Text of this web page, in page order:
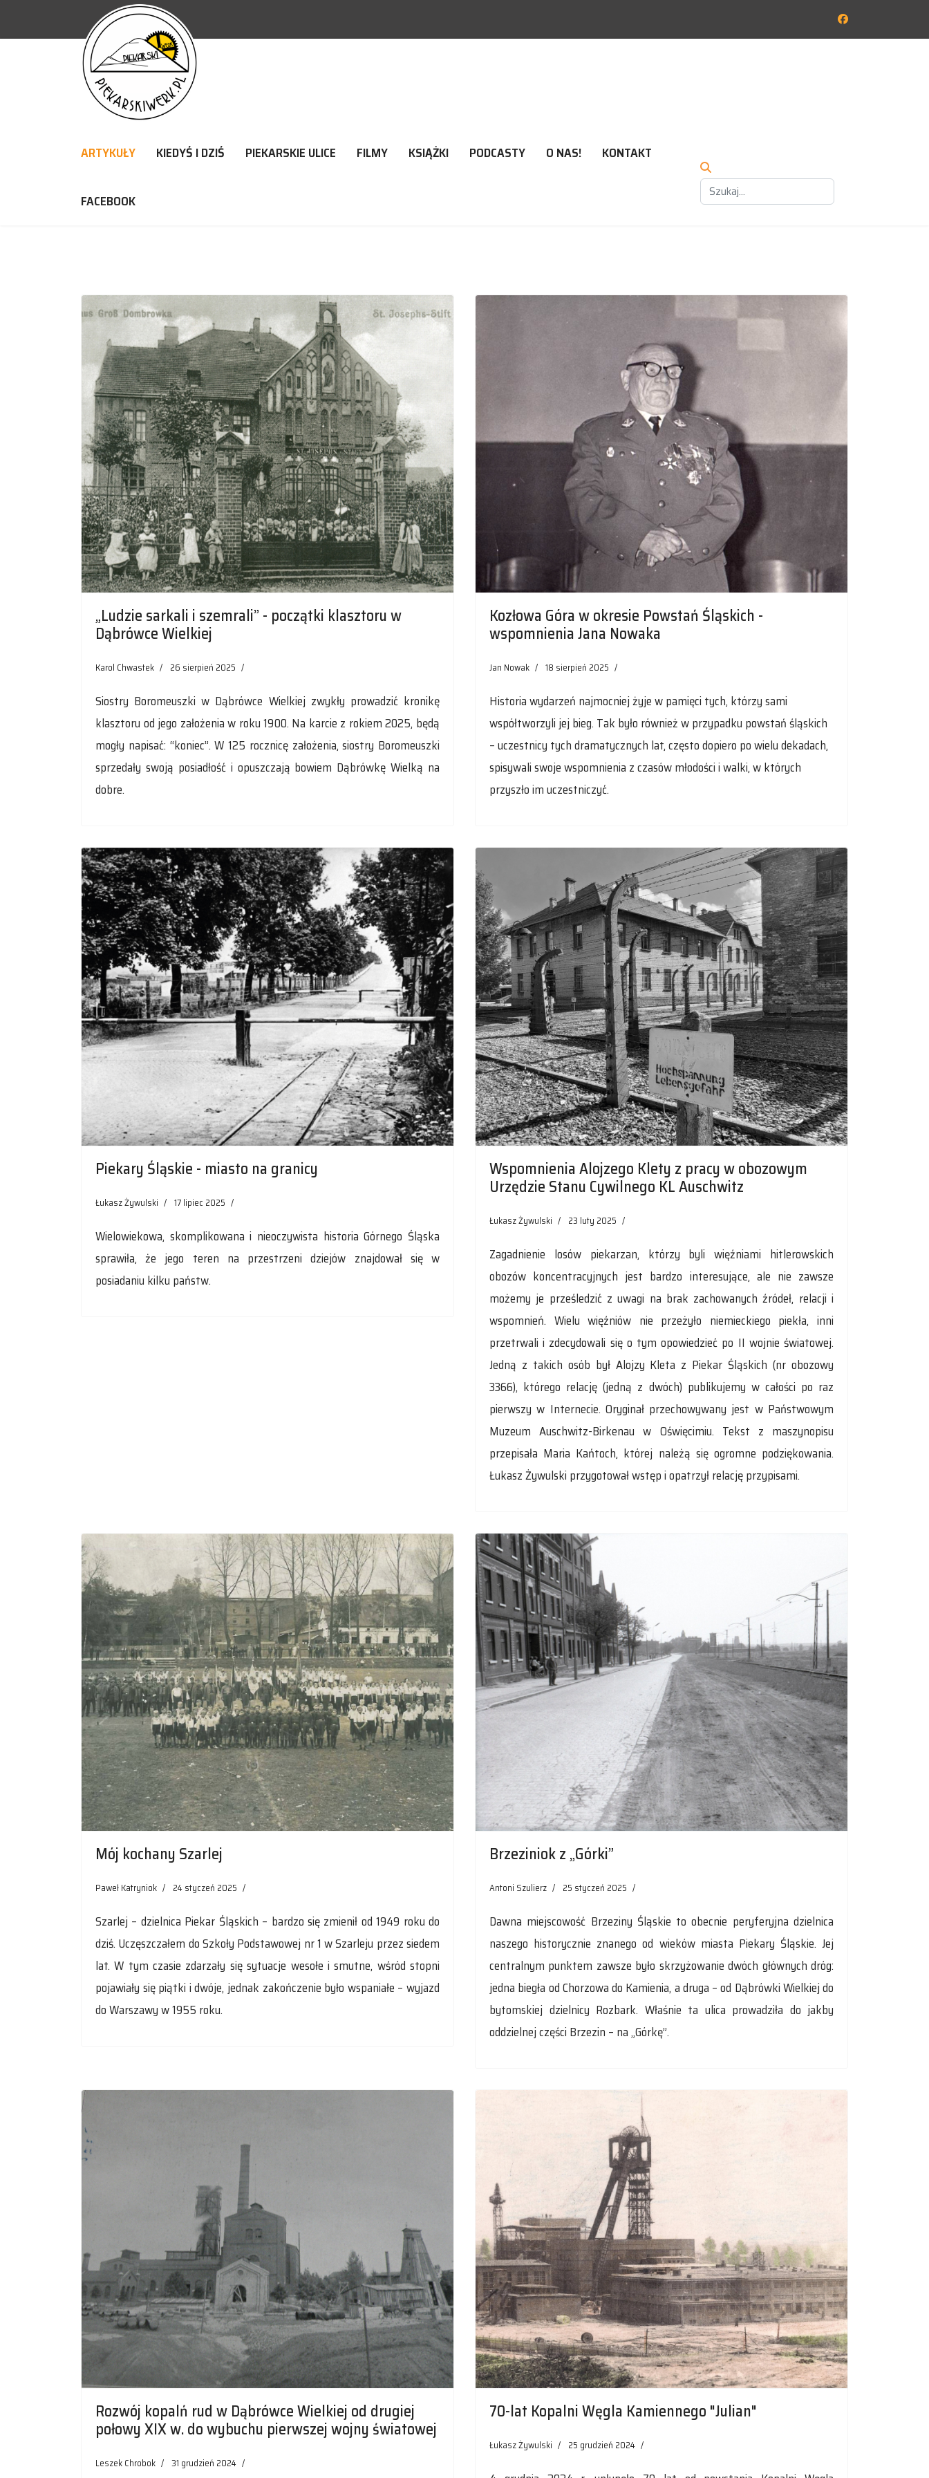
ARTYKUŁY KIEDYŚ I DZIŚ PIEKARSKIE ULICE FILMY KSIĄŻKI PODCASTY O NAS! KONTAKT
FACEBOOK
„Ludzie sarkali i szemrali” - początki klasztoru w
Dąbrówce Wielkiej
Karol Chwastek 26 sierpień 2025
Siostry Boromeuszki w Dąbrówce Wielkiej zwykły prowadzić kronikę
klasztoru od jego założenia w roku 1900. Na karcie z rokiem 2025, będą
mogły napisać: “koniec”. W 125 rocznicę założenia, siostry Boromeuszki
sprzedały swoją posiadłość i opuszczają bowiem Dąbrówkę Wielką na
dobre.
Kozłowa Góra w okresie Powstań Śląskich -
wspomnienia Jana Nowaka
Jan Nowak 18 sierpień 2025
Historia wydarzeń najmocniej żyje w pamięci tych, którzy sami
współtworzyli jej bieg. Tak było również w przypadku powstań śląskich
– uczestnicy tych dramatycznych lat, często dopiero po wielu dekadach,
spisywali swoje wspomnienia z czasów młodości i walki, w których
przyszło im uczestniczyć.
Piekary Śląskie - miasto na granicy
Łukasz Żywulski 17 lipiec 2025
Wielowiekowa, skomplikowana i nieoczywista historia Górnego Śląska
sprawiła, że jego teren na przestrzeni dziejów znajdował się w
posiadaniu kilku państw.
Wspomnienia Alojzego Klety z pracy w obozowym
Urzędzie Stanu Cywilnego KL Auschwitz
Łukasz Żywulski 23 luty 2025
Zagadnienie losów piekarzan, którzy byli więźniami hitlerowskich
obozów koncentracyjnych jest bardzo interesujące, ale nie zawsze
możemy je prześledzić z uwagi na brak zachowanych źródeł, relacji i
wspomnień. Wielu więźniów nie przeżyło niemieckiego piekła, inni
przetrwali i zdecydowali się o tym opowiedzieć po II wojnie światowej.
Jedną z takich osób był Alojzy Kleta z Piekar Śląskich (nr obozowy
3366), którego relację (jedną z dwóch) publikujemy w całości po raz
pierwszy w Internecie. Oryginał przechowywany jest w Państwowym
Muzeum Auschwitz-Birkenau w Oświęcimiu. Tekst z maszynopisu
przepisała Maria Kańtoch, której należą się ogromne podziękowania.
Łukasz Żywulski przygotował wstęp i opatrzył relację przypisami.
Mój kochany Szarlej
Paweł Katryniok 24 styczeń 2025
Szarlej – dzielnica Piekar Śląskich – bardzo się zmienił od 1949 roku do
dziś. Uczęszczałem do Szkoły Podstawowej nr 1 w Szarleju przez siedem
lat. W tym czasie zdarzały się sytuacje wesołe i smutne, wśród stopni
pojawiały się piątki i dwóje, jednak zakończenie było wspaniałe – wyjazd
do Warszawy w 1955 roku.
Brzeziniok z „Górki”
Antoni Szulierz 25 styczeń 2025
Dawna miejscowość Brzeziny Śląskie to obecnie peryferyjna dzielnica
naszego historycznie znanego od wieków miasta Piekary Śląskie. Jej
centralnym punktem zawsze było skrzyżowanie dwóch głównych dróg:
jedna biegła od Chorzowa do Kamienia, a druga – od Dąbrówki Wielkiej do
bytomskiej dzielnicy Rozbark. Właśnie ta ulica prowadziła do jakby
oddzielnej części Brzezin – na „Górkę”.
Rozwój kopalń rud w Dąbrówce Wielkiej od drugiej
połowy XIX w. do wybuchu pierwszej wojny światowej
Leszek Chrobok 31 grudzień 2024
70-lat Kopalni Węgla Kamiennego "Julian"
Łukasz Żywulski 25 grudzień 2024